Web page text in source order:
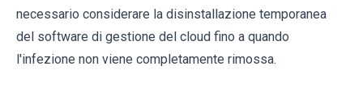
necessario considerare la disinstallazione temporanea
del software di gestione del cloud fino a quando
l'infezione non viene completamente rimossa.